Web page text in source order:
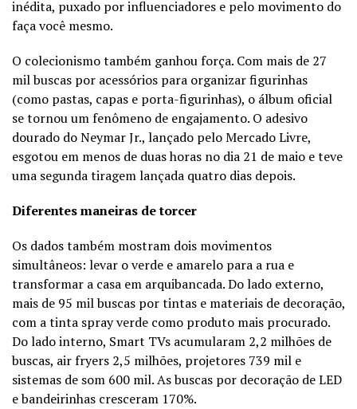
inédita, puxado por influenciadores e pelo movimento do
faça você mesmo.
O colecionismo também ganhou força. Com mais de 27
mil buscas por acessórios para organizar figurinhas
(como pastas, capas e porta-figurinhas), o álbum oficial
se tornou um fenômeno de engajamento. O adesivo
dourado do Neymar Jr., lançado pelo Mercado Livre,
esgotou em menos de duas horas no dia 21 de maio e teve
uma segunda tiragem lançada quatro dias depois.
Diferentes maneiras de torcer
Os dados também mostram dois movimentos
simultâneos: levar o verde e amarelo para a rua e
transformar a casa em arquibancada. Do lado externo,
mais de 95 mil buscas por tintas e materiais de decoração,
com a tinta spray verde como produto mais procurado.
Do lado interno, Smart TVs acumularam 2,2 milhões de
buscas, air fryers 2,5 milhões, projetores 739 mil e
sistemas de som 600 mil. As buscas por decoração de LED
e bandeirinhas cresceram 170%.